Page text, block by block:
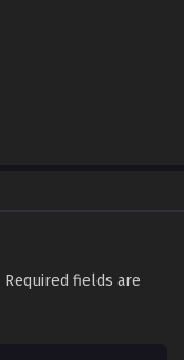
Required fields are